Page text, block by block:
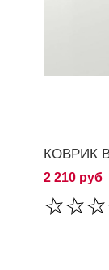
КОВРИК
2 210 руб